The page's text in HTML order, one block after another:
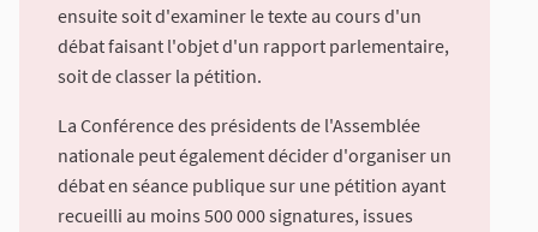
ensuite soit d'examiner le texte au cours d'un
débat faisant l'objet d'un rapport parlementaire,
soit de classer la pétition.
La Conférence des présidents de l'Assemblée
nationale peut également décider d'organiser un
débat en séance publique sur une pétition ayant
recueilli au moins 500 000 signatures, issues